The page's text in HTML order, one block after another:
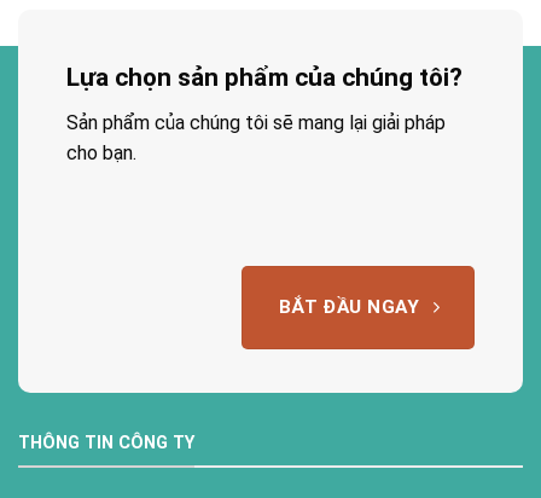
Lựa chọn sản phẩm của chúng tôi?
Sản phẩm của chúng tôi sẽ mang lại giải pháp
cho bạn.
BẮT ĐẦU NGAY
THÔNG TIN CÔNG TY